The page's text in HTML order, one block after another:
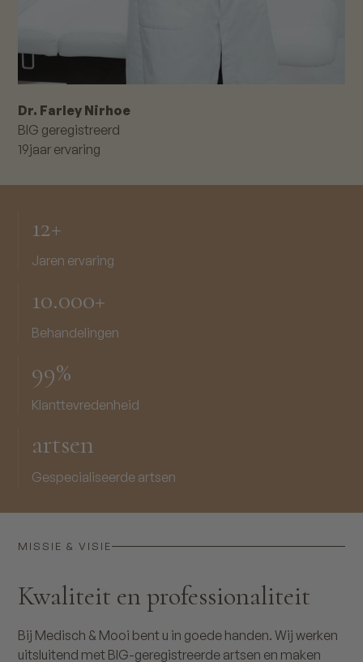
Dr. Farley Nirhoe
BIG geregistreerd
19jaar ervaring
12+
Jaren ervaring
10.000+
Behandelingen
99%
Klanttevredenheid
artsen
Gespecialiseerde artsen
MISSIE & VISIE
Kwaliteit en professionaliteit
Bij Medisch & Mooi bent u in goede handen. Wij werken
uitsluitend met BIG-geregistreerde artsen en maken